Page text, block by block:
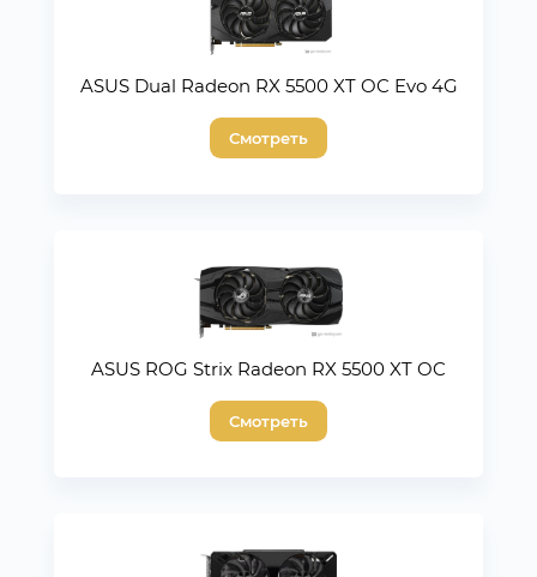
ASUS Dual Radeon RX 5500 XT OC Evo 4G
Смотреть
ASUS ROG Strix Radeon RX 5500 XT OC
Смотреть